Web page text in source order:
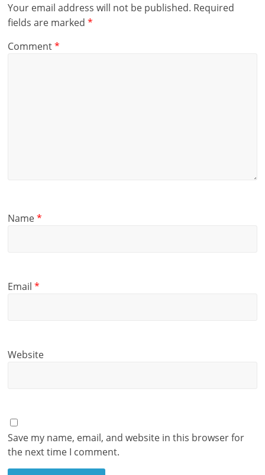
Your email address will not be published. Required
fields are marked*
Comment*
Name*
Email*
Website
Save my name, email, and website in this browser for
the next time I comment.